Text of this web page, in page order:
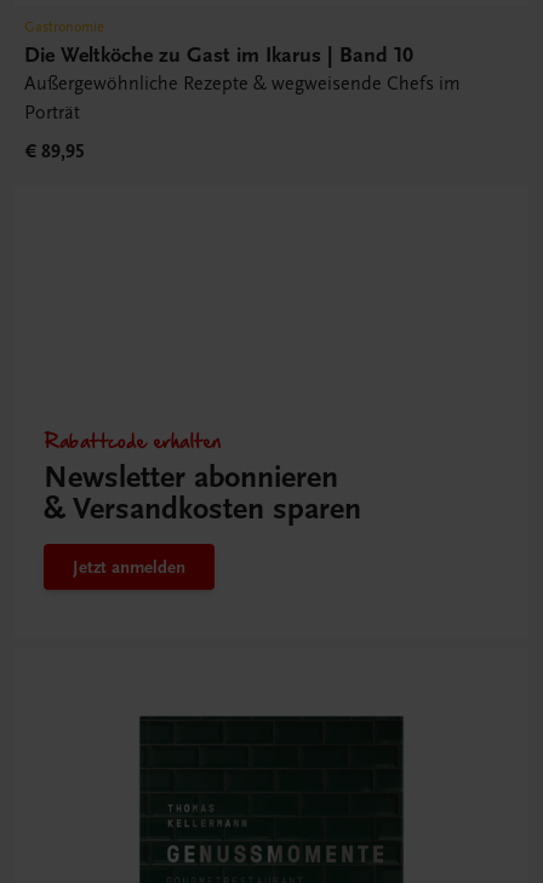
Gastronomie
Die Weltköche zu Gast im Ikarus | Band 10
Außergewöhnliche Rezepte & wegweisende Chefs im
Porträt
€ 89,95
Rabattcode erhalten
Newsletter abonnieren
& Versandkosten sparen
Jetzt anmelden